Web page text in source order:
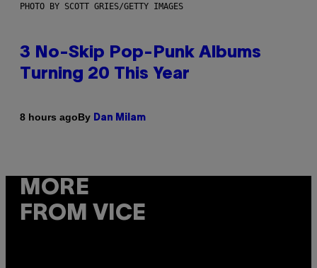
PHOTO BY SCOTT GRIES/GETTY IMAGES
3 No-Skip Pop-Punk Albums
Turning 20 This Year
8 hours agoBy Dan Milam
MORE
FROM VICE